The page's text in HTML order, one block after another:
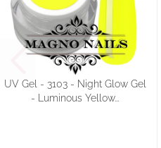
UV Gel - 3103 - Night Glow Gel
- Luminous Yellow...